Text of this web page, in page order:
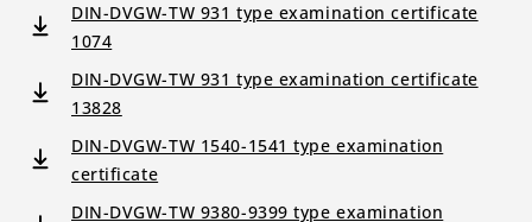
DIN-DVGW-TW 931 type examination certificate
1074
DIN-DVGW-TW 931 type examination certificate
13828
DIN-DVGW-TW 1540-1541 type examination
certificate
DIN-DVGW-TW 9380-9399 type examination